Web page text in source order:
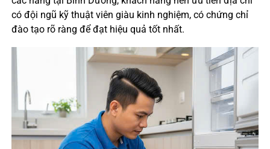
có đội ngũ kỹ thuật viên giàu kinh nghiệm, có chứng chỉ
đào tạo rõ ràng để đạt hiệu quả tốt nhất.